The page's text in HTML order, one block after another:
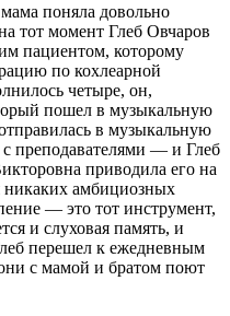
поняла довольно
тот момент Глеб Овчаров
пациентом, которому
по кохлеарной
четыре, он,
пошел в музыкальную
в музыкальную
преподавателями — и Глеб
приводила его на
никаких амбициозных
— это тот инструмент,
и слуховая память, и
перешел к ежедневным
с мамой и братом поют